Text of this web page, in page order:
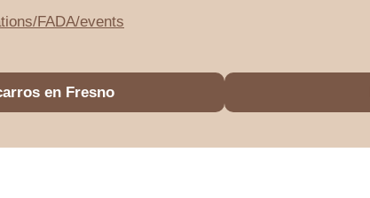
FADA/events
en Fresno